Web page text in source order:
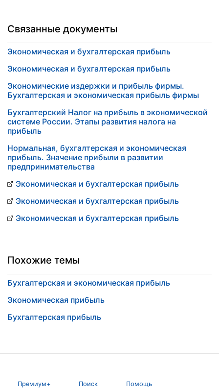
Связанные документы
Экономическая и бухгалтерская прибыль
Экономическая и бухгалтерская прибыль
Экономические издержки и прибыль фирмы.
Бухгалтерская и экономическая прибыль фирмы
Бухгалтерский Налог на прибыль в экономической
системе России. Этапы развития налога на
прибыль
Нормальная, бухгалтерская и экономическая
прибыль. Значение прибыли в развитии
предпринимательства
Экономическая и бухгалтерская прибыль
Экономическая и бухгалтерская прибыль
Экономическая и бухгалтерская прибыль
Похожие темы
Бухгалтерская и экономическая прибыль
Экономическая прибыль
Бухгалтерская прибыль
Премиум+ Поиск Помощь